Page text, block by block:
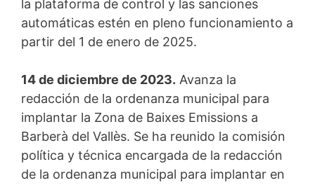
la plataforma de control y las sanciones
automáticas estén en pleno funcionamiento a
partir del 1 de enero de 2025.
14 de diciembre de 2023. Avanza la
redacción de la ordenanza municipal para
implantar la Zona de Baixes Emissions a
Barberà del Vallès. Se ha reunido la comisión
política y técnica encargada de la redacción
de la ordenanza municipal para implantar en